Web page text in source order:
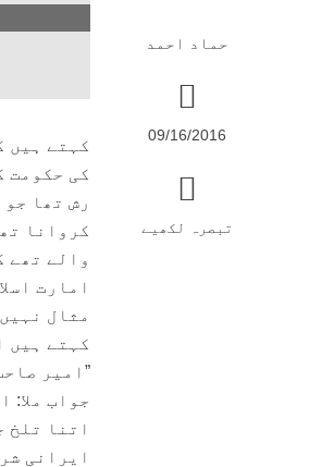
حماد احمد
09/16/2016
تبصرہ لکھیے
کہتے ہیں
کی حکومت
رش تھا
کروانا
والے تھے
امارت
مثال
کہتے ہیں
”امیر
جواب ملا:
اتنا تلخ
ایرانی